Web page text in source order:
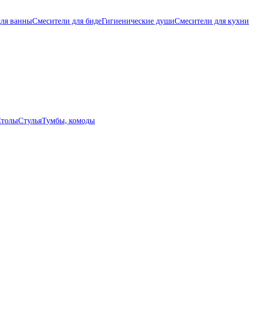
ванныСмесители для бидеГигиенические душиСмесители для кухни
СтульяТумбы, комоды